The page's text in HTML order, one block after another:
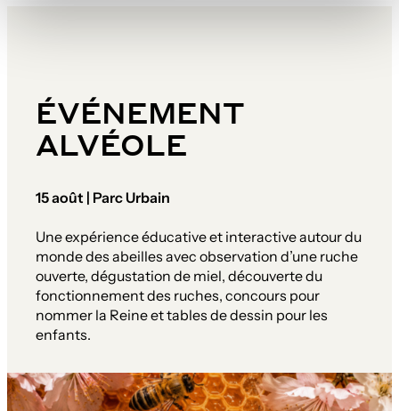
ÉVÉNEMENT
ALVÉOLE
15 août | Parc Urbain
Une expérience éducative et interactive autour du
monde des abeilles avec observation d’une ruche
ouverte, dégustation de miel, découverte du
fonctionnement des ruches, concours pour
nommer la Reine et tables de dessin pour les
enfants.